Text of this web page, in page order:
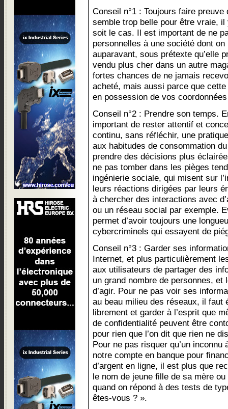
Conseil n°1 : Toujours faire
semble trop belle pour être vraie,
soit le cas. Il est important de ne
personnelles à une société dont on
auparavant, sous prétexte qu’elle
vendu plus cher dans un autre
fortes chances de ne jamais
acheté, mais aussi parce que
en possession de vos
Conseil n°2 : Prendre son temps.
important de rester attentif et
continu, sans réfléchir, une
aux habitudes de consommation
prendre des décisions plus
ne pas tomber dans les pièges
ingénierie sociale, qui misent sur
leurs réactions dirigées par leurs
à chercher des interactions avec
ou un réseau social par exemple.
permet d’avoir toujours une
cybercriminels qui essayent de
Conseil n°3 : Garder ses
Internet, et plus particulièrement
aux utilisateurs de partager des
un grand nombre de personnes,
d’agir. Pour ne pas voir ses
au beau milieu des réseaux, il
librement et garder à l’esprit que
de confidentialité peuvent être
pour rien que l’on dit que rien ne
Pour ne pas risquer qu’un inconnu
notre compte en banque pour
d’argent en ligne, il est plus que
le nom de jeune fille de sa mère
quand on répond à des tests de
êtes-vous ? ».